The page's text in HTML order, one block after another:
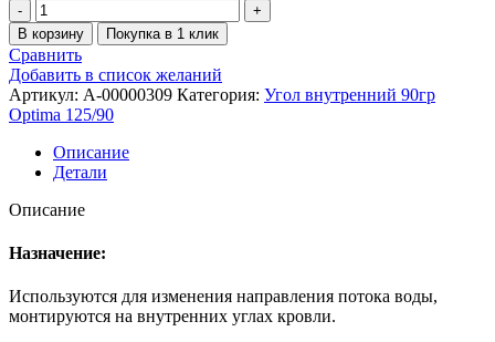
В корзину Покупка в 1 клик
Сравнить
Добавить в список желаний
Артикул: A-00000309 Категория: Угол внутренний 90гр
Optima 125/90
Описание
Детали
Описание
Назначение:
Используются для изменения направления потока воды,
монтируются на внутренних углах кровли.